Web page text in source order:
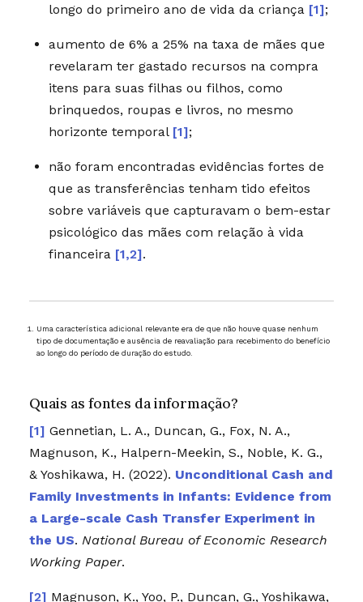
longo do primeiro ano de vida da criança [1];
aumento de 6% a 25% na taxa de mães que
revelaram ter gastado recursos na compra
itens para suas filhas ou filhos, como
brinquedos, roupas e livros, no mesmo
horizonte temporal [1];
não foram encontradas evidências fortes de
que as transferências tenham tido efeitos
sobre variáveis que capturavam o bem-estar
psicológico das mães com relação à vida
financeira [1,2].
Uma característica adicional relevante era de que não houve quase nenhum
tipo de documentação e ausência de reavaliação para recebimento do benefício
ao longo do período de duração do estudo.
Quais as fontes da informação?
Gennetian, L. A., Duncan, G., Fox, N. A.,
Magnuson, K., Halpern-Meekin, S., Noble, K. G.,
& Yoshikawa, H. (2022). Unconditional Cash and
Family Investments in Infants: Evidence from
a Large-scale Cash Transfer Experiment in
the US. National Bureau of Economic Research
Working Paper.
Magnuson, K., Yoo, P., Duncan, G., Yoshikawa,